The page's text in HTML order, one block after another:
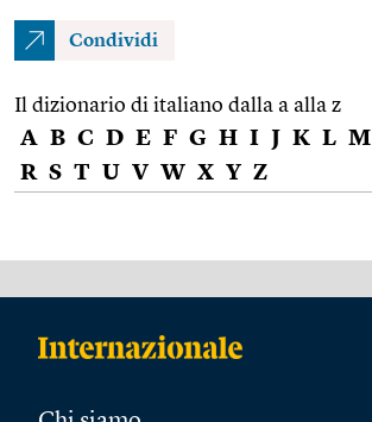
Condividi
Il dizionario di italiano dalla a alla z
A B C D E F G H I J K L M
R S T U V W X Y Z